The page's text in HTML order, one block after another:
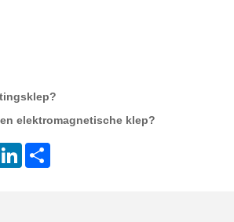
elektromagnetische klep?
LinkedIn